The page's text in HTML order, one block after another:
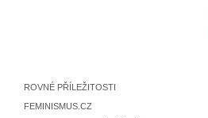
ROVNÉ PŘÍLEŽITOSTI
FEMINISMUS.CZ